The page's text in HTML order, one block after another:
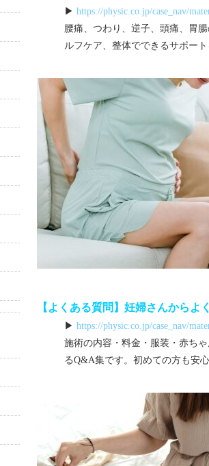
▶ https://physic.co.jp/case_nav/
腰痛、つわり、逆子、頭痛、胃
ルフケア、整体でできるサポート
【よくある質問】妊婦さんから
▶ https://physic.co.jp/case_nav/
施術の内容・料金・服装・赤ち
るQ&A集です。初めての方も安